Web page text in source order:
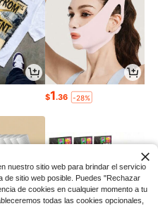
$1.36 -28%
nuestro sitio web para brindar el servicio
de sitio web posible. Puedes "Rechazar
de cookies en cualquier momento a tu
todas las cookies opcionales,